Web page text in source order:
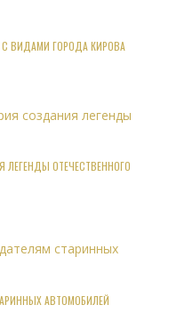
ВИДАМИ ГОРОДА КИРОВА
ЛЕГЕНДЫ ОТЕЧЕСТВЕННОГО
АВТОМОБИЛЕЙ